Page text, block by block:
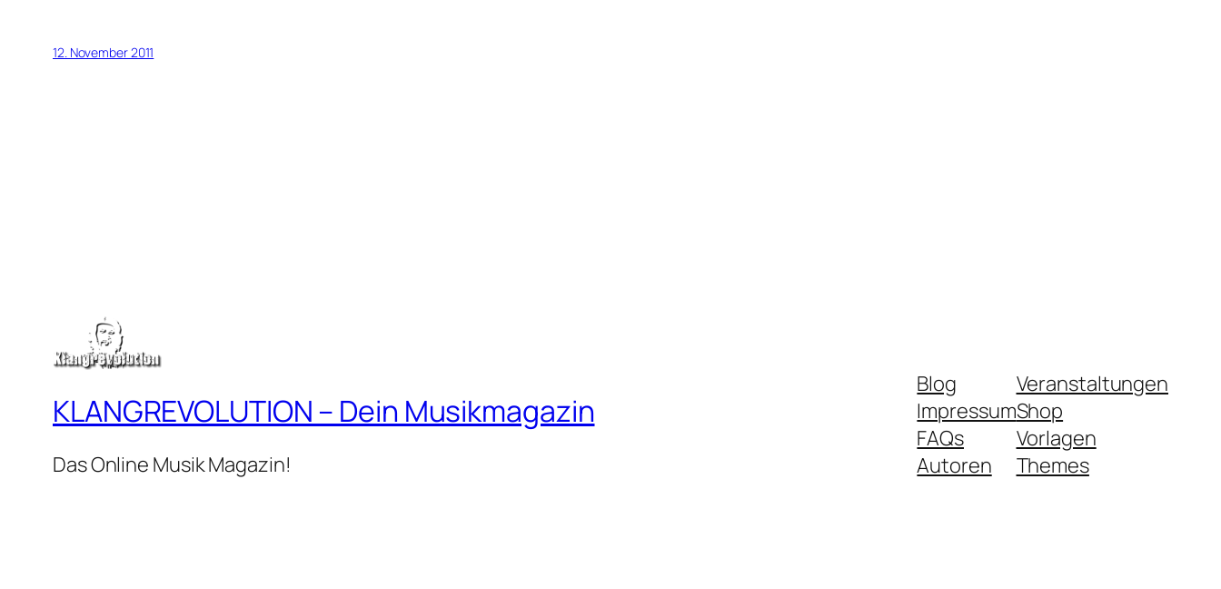
12. November 2011
KLANGREVOLUTION – Dein Musikmagazin
Das Online Musik Magazin!
Blog
Impressum
FAQs
Autoren
Veranstaltungen
Shop
Vorlagen
Themes